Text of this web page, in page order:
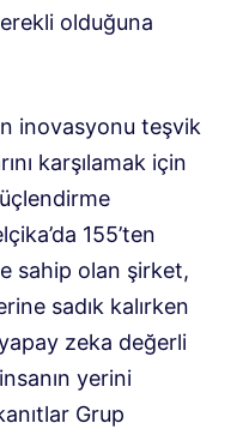
olduğuna
inovasyonu teşvik
karşılamak için
155’ten
sahip olan şirket,
sadık kalırken
zeka değerli
yerini
Grup